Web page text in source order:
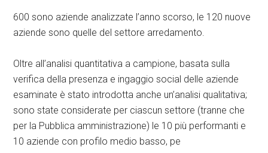
600 sono aziende analizzate l’anno scorso, le 120 nuove
aziende sono quelle del settore arredamento.
Oltre all’analisi quantitativa a campione, basata sulla
verifica della presenza e ingaggio social delle aziende
esaminate è stato introdotta anche un’analisi qualitativa;
sono state considerate per ciascun settore (tranne che
per la Pubblica amministrazione) le 10 più performanti e
10 aziende con profilo medio basso, pe